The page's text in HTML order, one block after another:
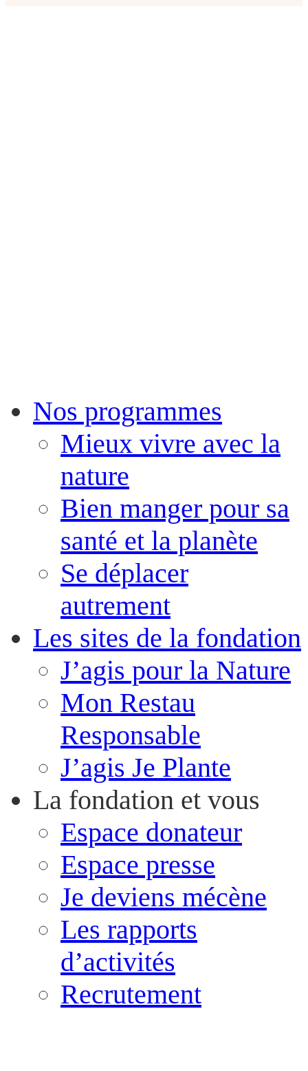
Nos programmes
Mieux vivre avec la
nature
Bien manger pour sa
santé et la planète
Se déplacer
autrement
Les sites de la fondation
J’agis pour la Nature
Mon Restau
Responsable
J’agis Je Plante
La fondation et vous
Espace donateur
Espace presse
Je deviens mécène
Les rapports
d’activités
Recrutement